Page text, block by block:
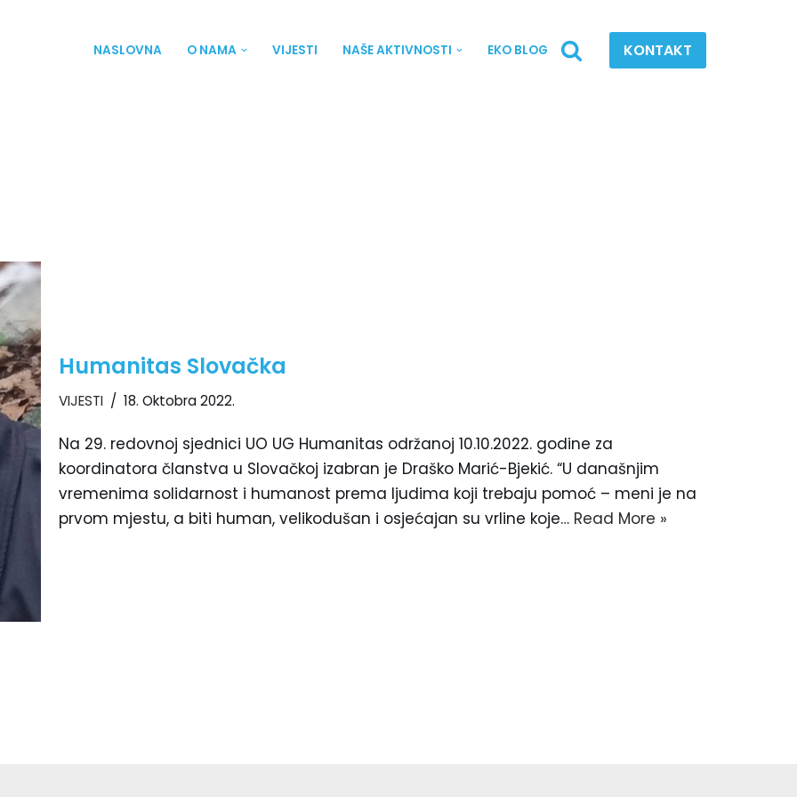
NASLOVNA O NAMA VIJESTI NAŠE AKTIVNOSTI EKO BLOG KONTAKT
Humanitas Slovačka
VIJESTI 18. Oktobra 2022.
Na 29. redovnoj sjednici UO UG Humanitas održanoj 10.10.2022. godine za
koordinatora članstva u Slovačkoj izabran je Draško Marić-Bjekić. “U današnjim
vremenima solidarnost i humanost prema ljudima koji trebaju pomoć – meni je na
prvom mjestu, a biti human, velikodušan i osjećajan su vrline koje… Read More »